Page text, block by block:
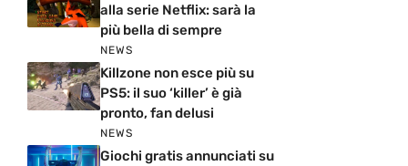
alla serie Netflix: sarà la
più bella di sempre
NEWS
Killzone non esce più su
PS5: il suo ‘killer’ è già
pronto, fan delusi
NEWS
Giochi gratis annunciati su